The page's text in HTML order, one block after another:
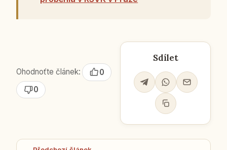
Ohodnoťte článek:
0
0
Sdílet